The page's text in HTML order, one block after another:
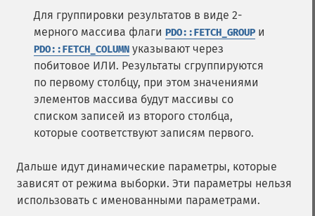
Для группировки результатов в виде 2-
мерного массива флаги PDO::FETCH_GROUP и
PDO::FETCH_COLUMN указывают через
побитовое ИЛИ. Результаты сгруппируются
по первому столбцу, при этом значениями
элементов массива будут массивы со
списком записей из второго столбца,
которые соответствуют записям первого.
Дальше идут динамические параметры, которые
зависят от режима выборки. Эти параметры нельзя
использовать с именованными параметрами.